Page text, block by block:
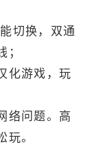
切换，双通
化游戏，玩
络问题。高
。